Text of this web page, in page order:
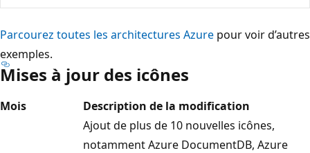
L
e
d
a
Parcourez toutes les architectures Azure pour voir d’autres
exemples.
Mises à jour des icônes
Mois Description de la modification
Ajout de plus de 10 nouvelles icônes,
notamment Azure DocumentDB, Azure